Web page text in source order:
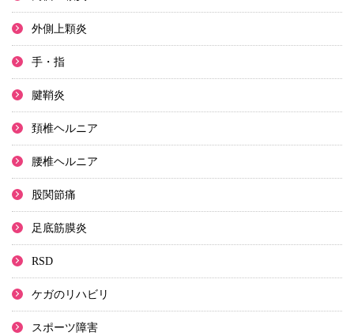
外側上顆炎
手・指
腱鞘炎
頚椎ヘルニア
腰椎ヘルニア
股関節痛
足底筋膜炎
RSD
ケガのリハビリ
スポーツ障害